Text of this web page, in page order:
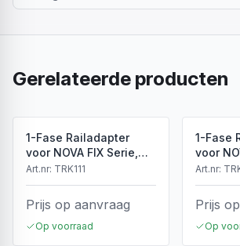
Gerelateerde producten
1-Fase Railadapter
voor NOVA FIX Serie,
Wit, IP20
Art.nr: TRK111
Prijs op aanvraag
Op voorraad
1-Fase
voor
Zwart,
Art.nr:
Prijs
Op